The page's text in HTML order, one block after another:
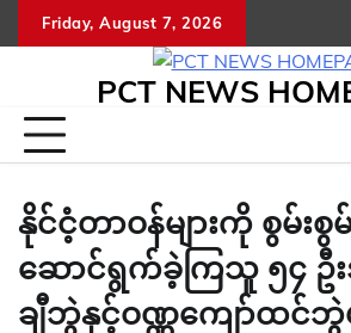
to
Friday, August 7, 2026
PCT NEWS
နိုင်ငံ့တာဝန်များကို စွမ်းစွ
ဆောင်ရွက်ခဲ့ကြသူ ၅၄ ဦး
ချီဘွဲနှင့်ဝဏ္ဏကျော်ထင်ဘွဲမျ